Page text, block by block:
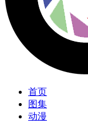
首页
图集
动漫